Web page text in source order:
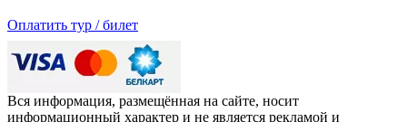
Оплатить тур / билет
Вся информация, размещённая на сайте, носит
информационный характер и не является рекламой и